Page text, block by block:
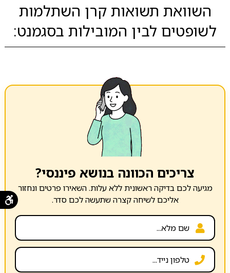
השוואת תשואות קרן השתלמות
לשופטים לבין המובילות בסגמנט:
צריכים הכוונה בנושא פיננסי?
מגיעה לכם בדיקה ראשונית ללא עלות. השאירו פרטים ונחזור
אליכם לשיחה קצרה שתעשה לכם סדר.